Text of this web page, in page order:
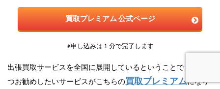
買取プレミアム 公式ページ
※申し込みは１分で完了します
出張買取サービスを全国に展開しているということでもう一
つお勧めしたいサービスがこちらの買取プレミアムになり